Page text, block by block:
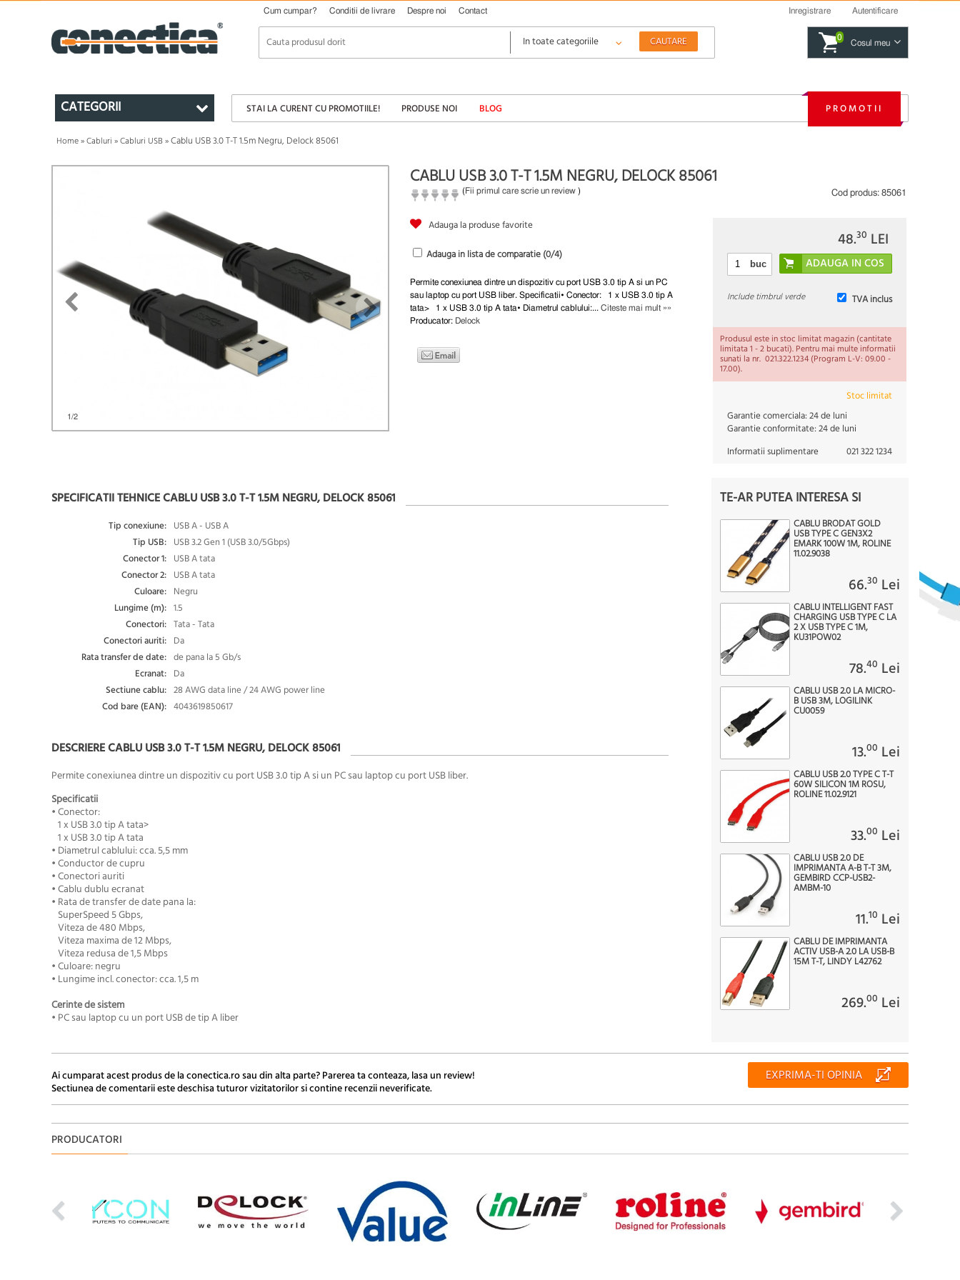
Cum cumpar? Conditii de livrare Despre noi Contact Inregistrare Autentificare
0
Cosul meu
CATEGORII STAI LA CURENT CU PROMOTIILE! PRODUSE NOI BLOG PROMOTII
Home»Cabluri »Cabluri USB »Cablu USB 3.0 T-T 1.5m Negru, Delock 85061
1/2
CABLU USB 3.0 T-T 1.5M NEGRU, DELOCK 85061
(Fii primul care scrie un review ) Cod produs: 85061
Adauga la produse favorite
Adauga in lista de comparatie (0/4)
Permite conexiunea dintre un dispozitiv cu port USB 3.0 tip A si un PC
sau laptop cu port USB liber. Specificatii• Conector: 1 x USB 3.0 tip A
tata> 1 x USB 3.0 tip A tata• Diametrul cablului:... Citeste mai mult »»
Producator: Delock
48.30 LEI
buc
TVA inclus
Include timbrul verde
Produsul este in stoc limitat magazin (cantitate
limitata 1 - 2 bucati). Pentru mai multe informatii
sunati la nr. 021.322.1234 (Program L-V: 09.00 -
17.00).
Stoc limitat
Garantie comerciala:24 de luni
Garantie conformitate:24 de luni
Informatii suplimentare
021 322 1234
SPECIFICATII TEHNICE CABLU USB 3.0 T-T 1.5M NEGRU, DELOCK 85061
Tip conexiune: USB A - USB A
Tip USB: USB 3.2 Gen 1 (USB 3.0/5Gbps)
Conector 1: USB A tata
Conector 2: USB A tata
Culoare: Negru
Lungime (m): 1.5
Conectori: Tata - Tata
Conectori auriti: Da
Rata transfer de date: de pana la 5 Gb/s
Ecranat: Da
Sectiune cablu: 28 AWG data line / 24 AWG power line
Cod bare (EAN): 4043619850617
DESCRIERE CABLU USB 3.0 T-T 1.5M NEGRU, DELOCK 85061
Permite conexiunea dintre un dispozitiv cu port USB 3.0 tip A si un PC sau laptop cu port USB liber.
Specificatii
• Conector:
1 x USB 3.0 tip A tata>
1 x USB 3.0 tip A tata
• Diametrul cablului: cca. 5,5 mm
• Conductor de cupru
• Conectori auriti
• Cablu dublu ecranat
• Rata de transfer de date pana la:
SuperSpeed 5 Gbps,
Viteza de 480 Mbps,
Viteza maxima de 12 Mbps,
Viteza redusa de 1,5 Mbps
• Culoare: negru
• Lungime incl. conector: cca. 1,5 m
Cerinte de sistem
• PC sau laptop cu un port USB de tip A liber
TE-AR PUTEA INTERESA SI
CABLU BRODAT GOLD
USB TYPE C GEN3X2
EMARK 100W 1M, ROLINE
11.02.9038
66.30 Lei
CABLU INTELLIGENT FAST
CHARGING USB TYPE C LA
2 X USB TYPE C 1M,
KU31POW02
78.40 Lei
CABLU USB 2.0 LA MICRO-
B USB 3M, LOGILINK
CU0059
13.00 Lei
CABLU USB 2.0 TYPE C T-T
60W SILICON 1M ROSU,
ROLINE 11.02.9121
33.00 Lei
CABLU USB 2.0 DE
IMPRIMANTA A-B T-T 3M,
GEMBIRD CCP-USB2-
AMBM-10
11.10 Lei
CABLU DE IMPRIMANTA
ACTIV USB-A 2.0 LA USB-B
15M T-T, LINDY L42762
269.00 Lei
Ai cumparat acest produs de la conectica.ro sau din alta parte? Parerea ta conteaza, lasa un review!
Sectiunea de comentarii este deschisa tuturor vizitatorilor si contine recenzii neverificate.
EXPRIMA-TI OPINIA
PRODUCATORI